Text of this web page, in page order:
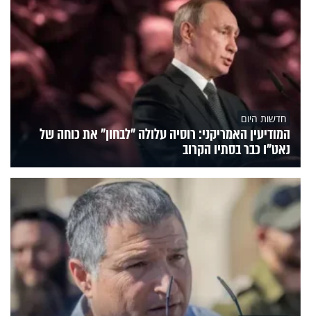
חדשות היום
המודיעין האמריקני: רוסיה עלולה "לבחון" את כוחה של
נאט"ו כבר בסתיו הקרוב